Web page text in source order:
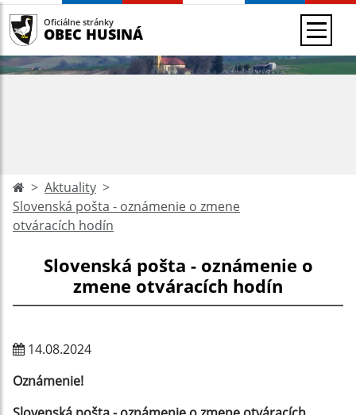
Oficiálne stránky
OBEC HUSINÁ
Aktuality
Slovenská pošta - oznámenie o zmene
otváracích hodín
Slovenská pošta - oznámenie o
zmene otváracích hodín
14.08.2024
Oznámenie!